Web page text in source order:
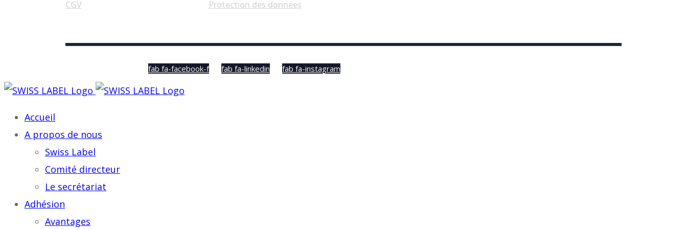
CGV
Protection des données
fab fa-facebook-f fab fa-linkedin fab fa-instagram
Accueil
A propos de nous
Swiss Label
Comité directeur
Le secrétariat
Adhésion
Avantages